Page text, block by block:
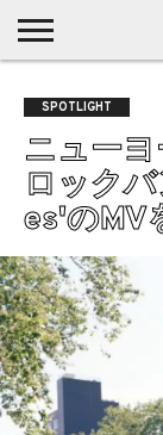
MUSIC
LATEST
POSTS
SPOTLIGHT
NYP
/ DL
DISCOVERY
ROCK
ALTERNATIVE
ELECTRONIC
SSW
PSYCH
DREAMPOP
POSTPUNK
LO-
EXPERIMENTAL
SPOTLIGHT
ニュー
ロック
es'のMV